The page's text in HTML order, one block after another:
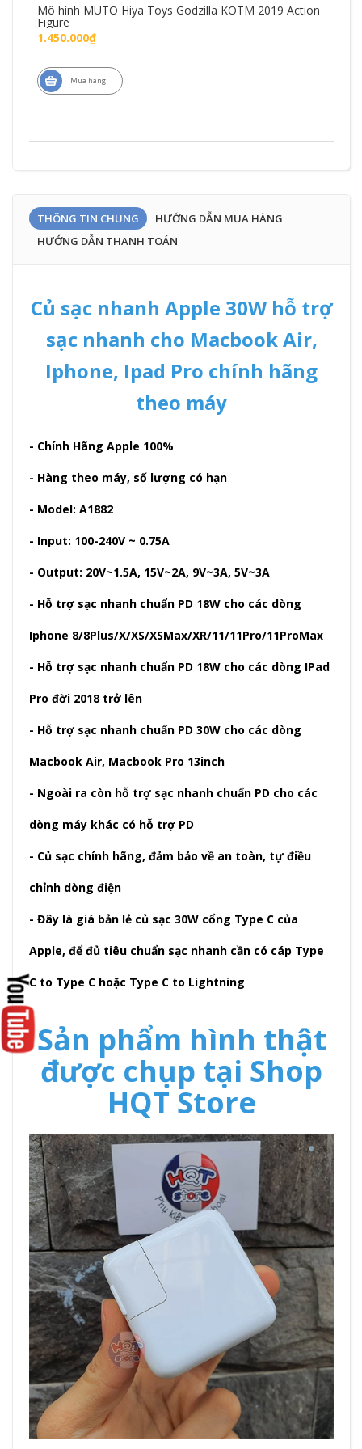
Mô hình MUTO Hiya Toys Godzilla KOTM 2019 Action
Figure
1.450.000₫
Mua hàng
THÔNG TIN CHUNG
HƯỚNG DẪN MUA HÀNG
HƯỚNG DẪN THANH TOÁN
Củ sạc nhanh Apple 30W hỗ trợ
sạc nhanh cho Macbook Air,
Iphone, Ipad Pro chính hãng
theo máy
- Chính Hãng Apple 100%
- Hàng theo máy, số lượng có hạn
- Model: A1882
- Input: 100-240V ~ 0.75A
- Output: 20V~1.5A, 15V~2A, 9V~3A, 5V~3A
- Hỗ trợ sạc nhanh chuẩn PD 18W cho các dòng
Iphone 8/8Plus/X/XS/XSMax/XR/11/11Pro/11ProMax
- Hỗ trợ sạc nhanh chuẩn PD 18W cho các dòng IPad
Pro đời 2018 trở lên
- Hỗ trợ sạc nhanh chuẩn PD 30W cho các dòng
Macbook Air, Macbook Pro 13inch
- Ngoài ra còn hỗ trợ sạc nhanh chuẩn PD cho các
dòng máy khác có hỗ trợ PD
- Củ sạc chính hãng, đảm bảo về an toàn, tự điều
chỉnh dòng điện
- Đây là giá bản lẻ củ sạc 30W cổng Type C của
Apple, để đủ tiêu chuẩn sạc nhanh cần có cáp Type
C to Type C hoặc Type C to Lightning
Sản phẩm hình thật
được chụp tại Shop
HQT Store